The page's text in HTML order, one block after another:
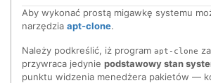
Aby wykonać prostą migawkę systemu
narzędzia apt-clone.
Należy podkreślić, iż program apt-clone
przywraca jedynie podstawowy stan
punktu widzenia menedżera pakietów —